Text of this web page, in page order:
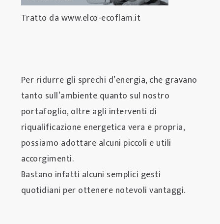
Tratto da www.elco-ecoflam.it
Per ridurre gli sprechi d’energia, che gravano
tanto sull’ambiente quanto sul nostro
portafoglio, oltre agli interventi di
riqualificazione energetica vera e propria,
possiamo adottare alcuni piccoli e utili
accorgimenti.
Bastano infatti alcuni semplici gesti
quotidiani per ottenere notevoli vantaggi.